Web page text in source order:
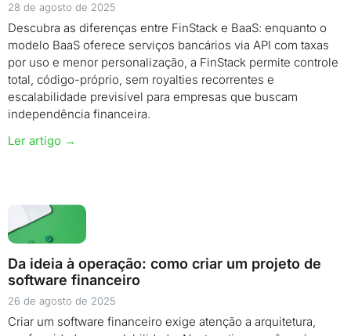
28 de agosto de 2025
Descubra as diferenças entre FinStack e BaaS: enquanto o
modelo BaaS oferece serviços bancários via API com taxas
por uso e menor personalização, a FinStack permite controle
total, código-próprio, sem royalties recorrentes e
escalabilidade previsível para empresas que buscam
independência financeira.
Ler artigo →
Da ideia à operação: como criar um projeto de
software financeiro
26 de agosto de 2025
Criar um software financeiro exige atenção a arquitetura,